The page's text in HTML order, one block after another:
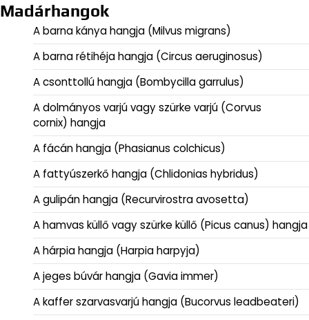
Madárhangok
A barna kánya hangja (Milvus migrans)
A barna rétihéja hangja (Circus aeruginosus)
A csonttollú hangja (Bombycilla garrulus)
A dolmányos varjú vagy szürke varjú (Corvus
cornix) hangja
A fácán hangja (Phasianus colchicus)
A fattyúszerkő hangja (Chlidonias hybridus)
A gulipán hangja (Recurvirostra avosetta)
A hamvas küllő vagy szürke küllő (Picus canus) hangja
A hárpia hangja (Harpia harpyja)
A jeges búvár hangja (Gavia immer)
A kaffer szarvasvarjú hangja (Bucorvus leadbeateri)